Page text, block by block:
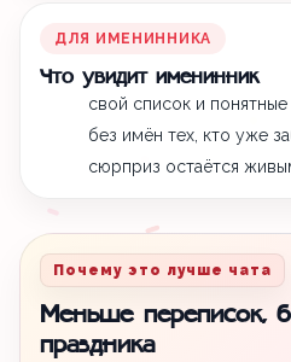
ДЛЯ ИМЕНИННИКА
Что увидит именинник
свой список и
без имён тех, кто уже
сюрприз остаётся
Почему это лучше чата
Меньше переписок,
праздника